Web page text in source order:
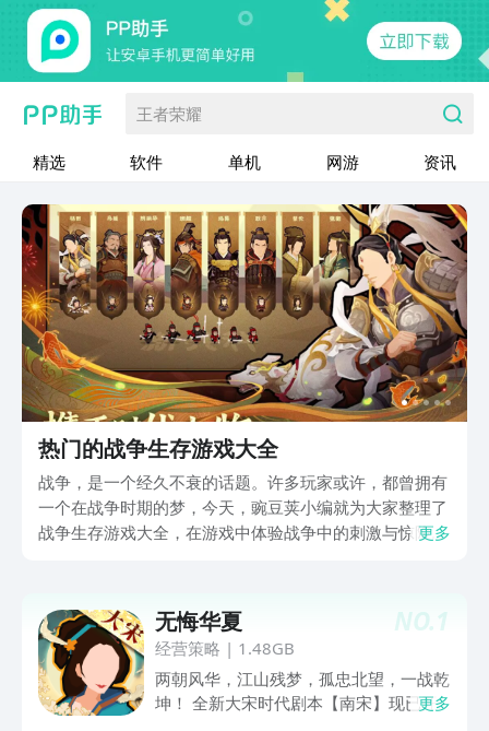
王者荣耀
精选 软件 单机 网游 资讯
热门的战争生存游戏大全
战争，是一个经久不衰的话题。许多玩家或许，都曾拥有
一个在战争时期的梦，今天，豌豆荚小编就为大家整理了
战争生存游戏大全，在游戏中体验战争中的刺激与惊险，
更多
NO.1
无悔华夏
经营策略 | 1.48GB
两朝风华，江山残梦，孤忠北望，一战乾
坤！ 全新大宋时代剧本【南宋】现已开
更多